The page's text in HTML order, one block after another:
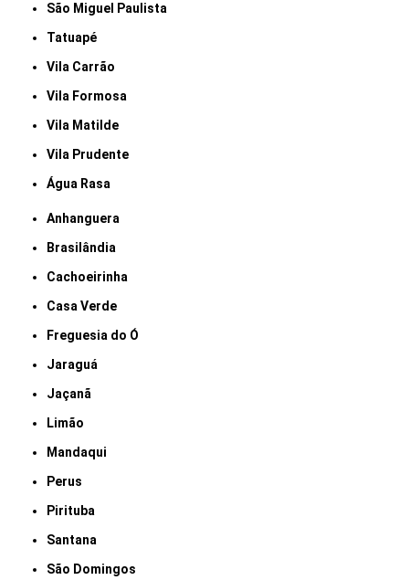
São Miguel Paulista
Tatuapé
Vila Carrão
Vila Formosa
Vila Matilde
Vila Prudente
Água Rasa
Anhanguera
Brasilândia
Cachoeirinha
Casa Verde
Freguesia do Ó
Jaraguá
Jaçanã
Limão
Mandaqui
Perus
Pirituba
Santana
São Domingos